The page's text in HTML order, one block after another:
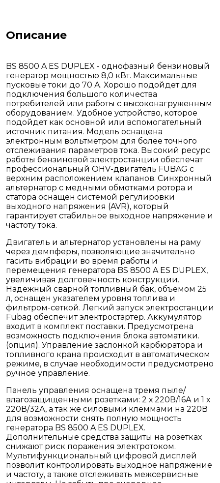
Описание
BS 8500 A ES DUPLEX - однофазный бензиновый
генератор мощностью 8,0 кВт. Максимальные
пусковые токи до 70 А. Хорошо подойдет для
подключения большого количества
потребителей или работы с высоконагруженным
оборудованием. Удобное устройство, которое
подойдет как основной или вспомогательный
источник питания. Модель оснащена
электронным вольтметром для более точного
отслеживания параметров тока. Высокий ресурс
работы бензиновой электростанции обеспечат
профессиональный OHV-двигатель FUBAG с
верхним расположением клапанов. Синхронный
альтернатор с медными обмотками ротора и
статора оснащен системой регулировки
выходного напряжения (AVR), который
гарантирует стабильное выходное напряжение и
частоту тока.
Двигатель и альтернатор установлены на раму
через демпферы, позволяющие значительно
гасить вибрации во время работы и
перемещения генератора BS 8500 A ES DUPLEX,
увеличивая долговечность конструкции.
Надежный сварной топливный бак, объемом 25
л, оснащен указателем уровня топлива и
фильтром-сеткой. Легкий запуск электростанции
Fubag обеспечит электростартер. Аккумулятор
входит в комплект поставки. Предусмотрена
возможность подключения блока автоматики.
(опция). Управление заслонкой карбюратора и
топливного крана происходит в автоматическом
режиме, в случае необходимости предусмотрено
ручное управление.
Панель управления оснащена тремя пыле/
влагозащищенными розетками: 2 х 220В/16А и 1 х
220В/32А, а так же силовыми клеммами на 220В
для возможности снять полную мощность
генератора BS 8500 A ES DUPLEX.
Дополнительные средства защиты на розетках
снижают риск поражения электротоком.
Мультифункциональный цифровой дисплей
позволит контролировать выходное напряжение
и частоту, а также отслеживать межсервисные